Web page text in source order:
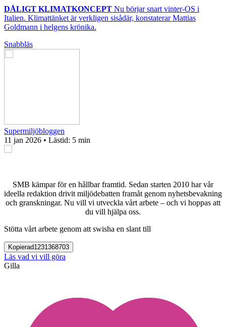
DÅLIGT KLIMATKONCEPT Nu börjar snart vinter-OS i
Italien. Klimattänket är verkligen sisådär, konstaterar Mattias
Goldmann i helgens krönika.
Snabbläs
Supermiljöbloggen
11 jan 2026 • Lästid: 5 min
SMB kämpar för en hållbar framtid. Sedan starten 2010 har vår
ideella redaktion drivit miljödebatten framåt genom nyhetsbevakning
och granskningar. Nu vill vi utveckla vårt arbete – och vi hoppas att
du vill hjälpa oss.
Stötta vårt arbete genom att swisha en slant till
Kopierad1231368703
Läs vad vi vill göra
Gilla